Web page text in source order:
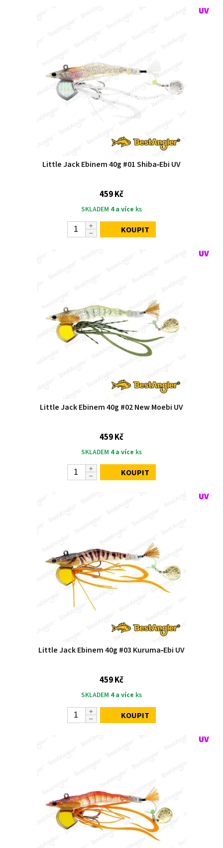
Little Jack Ebinem 40g #01 Shiba‑Ebi UV
459 Kč
SKLADEM 4 a více ks
KOUPIT
Little Jack Ebinem 40g #02 New Moebi UV
459 Kč
SKLADEM 4 a více ks
KOUPIT
Little Jack Ebinem 40g #03 Kuruma‑Ebi UV
459 Kč
SKLADEM 4 a více ks
KOUPIT